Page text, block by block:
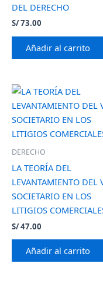
DEL DERECHO
S/73.00
Añadir al carrito
DERECHO
LA TEORÍA DEL
LEVANTAMIENTO DEL
SOCIETARIO EN LOS
LITIGIOS
S/47.00
Añadir al carrito